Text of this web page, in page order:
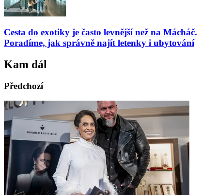
Cesta do exotiky je často levnější než na Mácháč.
Poradíme, jak správně najít letenky i ubytování
Kam dál
Předchozí